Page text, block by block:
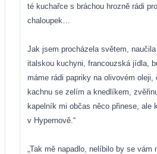
té kuchařce s bráchou hrozně rádi
chaloupek…
Jak jsem procházela světem,
italskou kuchyni, francouzská jídla,
máme rádi papriky na olivovém oleji,
kachnu se zelím a knedlíkem,
kapelník mi občas něco přinese, ale
v Hypernově.“
„Tak mě napadlo, nelíbilo by se vám